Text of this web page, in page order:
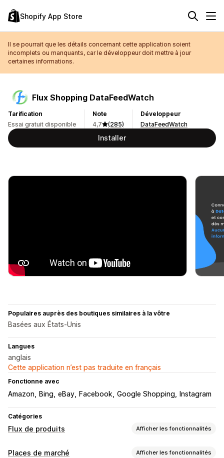
Shopify App Store
Il se pourrait que les détails concernant cette application soient
incomplets ou manquants, car le développeur doit mettre à jour
certaines informations.
Flux Shopping DataFeedWatch
Tarification
Essai gratuit disponible
Note
4,7
(285)
Développeur
DataFeedWatch
Installer
Populaires auprès des boutiques similaires à la vôtre
Basées aux États-Unis
Langues
anglais
Cette application n’est pas traduite en français
Fonctionne avec
Amazon Bing eBay Facebook Google Shopping Instagram
Catégories
Flux de produits Afficher les fonctionnalités
Personnalisation du flux
Places de marché Afficher les fonctionnalités